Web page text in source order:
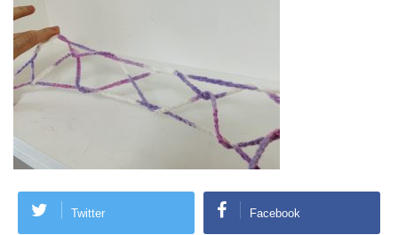
Twitter Facebook